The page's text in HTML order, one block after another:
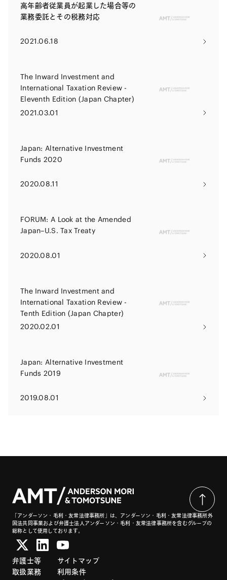
高年齢者従業員が起業した場合等の
業務委託とその税務対応
2021.06.18
The Inward Investment and
International Taxation Review -
Eleventh Edition (Japan Chapter)
2021.03.01
Japan: Alternative Investment
Funds 2020
2020.08.11
FORUM: A Look at the Amended
Japan–U.S. Tax Treaty
2020.08.01
The Inward Investment and
International Taxation Review -
Tenth Edition (Japan Chapter)
2020.02.01
Japan: Alternative Investment
Funds 2019
2019.08.01
「アンダーソン・毛利・友常法律事務所」は、アンダーソン・毛利・友常法律事務所外
国法共同事業および弁護士法人アンダーソン・毛利・友常法律事務所を含むグループの
総称として使用しております。
弁護士等
取扱業務
サイトマップ
利用条件